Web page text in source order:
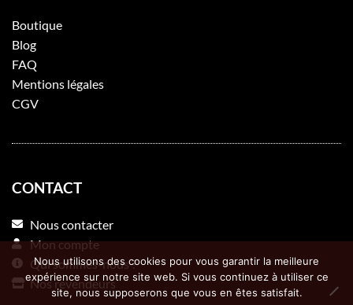
Boutique
Blog
FAQ
Mentions légales
CGV
CONTACT
Nous contacter
Mon compte
Qui sommes-nous ?
Nos revendeurs
Nous utilisons des cookies pour vous garantir la meilleure
expérience sur notre site web. Si vous continuez à utiliser ce
site, nous supposerons que vous en êtes satisfait.